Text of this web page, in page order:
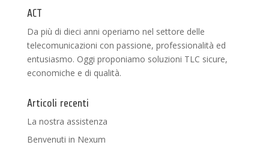
ACT
Da più di dieci anni operiamo nel settore delle
telecomunicazioni con passione, professionalità ed
entusiasmo. Oggi proponiamo soluzioni TLC sicure,
economiche e di qualità.
Articoli recenti
La nostra assistenza
Benvenuti in Nexum